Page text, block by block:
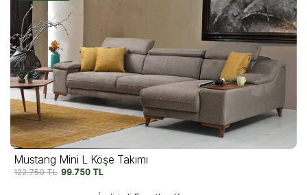
Portego Yatak Odası
142.500TL 117.500 TL